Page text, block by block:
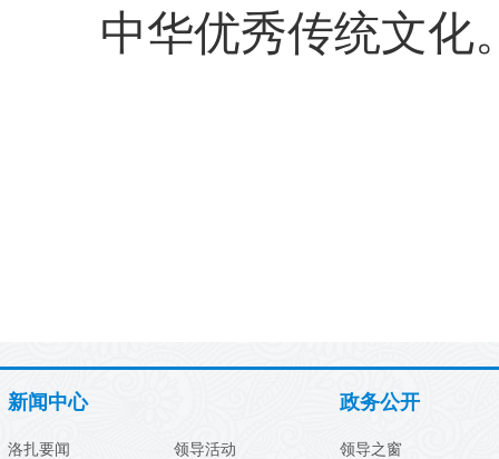
中华优秀传统文化
新闻中心
洛扎要闻 领导活动
政务公开
领导之窗